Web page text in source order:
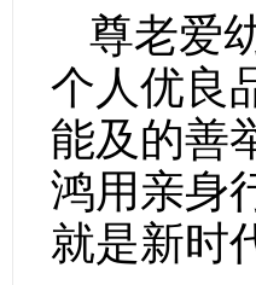
尊老爱
个人优良
能及的善
鸿用亲身
就是新时